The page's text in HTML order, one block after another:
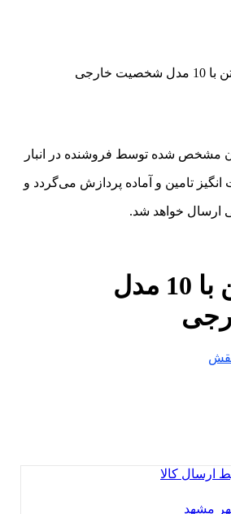
خارجی
مشخص شده توسط فروشنده در انبار
تامین و آماده پردازش می‌گردد و
ارسال خواهد شد.
ساعت بن تن با 10 مدل
ارسال کالا
مشهد